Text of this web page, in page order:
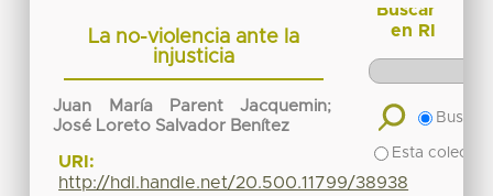
La no-violencia ante la
injusticia
Juan María Parent Jacquemin;
José Loreto Salvador Benítez
URI:
http://hdl.handle.net/20.500.11799/38938
Buscar
en RI
Buscar
Esta